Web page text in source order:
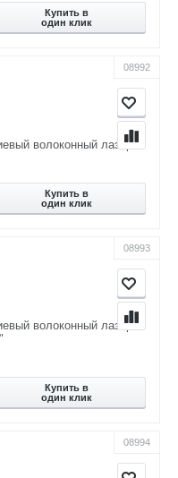
Купить в
один клик
08992
волоконный лазер"
Купить в
один клик
08993
волоконный лазер с
Купить в
один клик
08994